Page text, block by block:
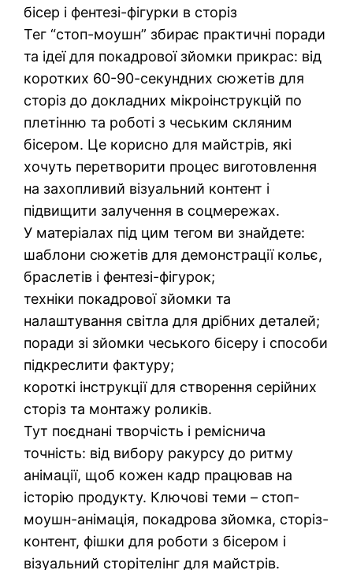
бісер і фентезі-фігурки в сторіз
Тег “стоп-моушн” збирає практичні поради
та ідеї для покадрової зйомки прикрас: від
коротких 60-90-секундних сюжетів для
сторіз до докладних мікроінструкцій по
плетінню та роботі з чеським скляним
бісером. Це корисно для майстрів, які
хочуть перетворити процес виготовлення
на захопливий візуальний контент і
підвищити залучення в соцмережах.
У матеріалах під цим тегом ви знайдете:
шаблони сюжетів для демонстрації кольє,
браслетів і фентезі-фігурок;
техніки покадрової зйомки та
налаштування світла для дрібних деталей;
поради зі зйомки чеського бісеру і способи
підкреслити фактуру;
короткі інструкції для створення серійних
сторіз та монтажу роликів.
Тут поєднані творчість і реміснича
точність: від вибору ракурсу до ритму
анімації, щоб кожен кадр працював на
історію продукту. Ключові теми – стоп-
моушн-анімація, покадрова зйомка, сторіз-
контент, фішки для роботи з бісером і
візуальний сторітелінг для майстрів.